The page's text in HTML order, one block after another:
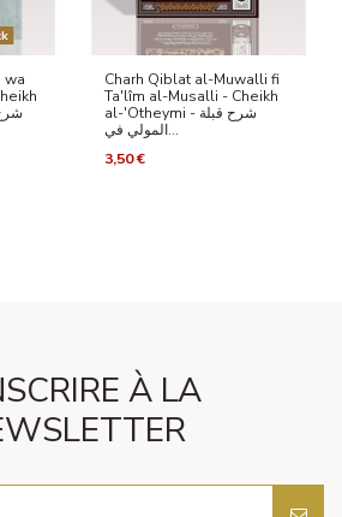
wa
Charh Qiblat al-Muwalli fi
Ta'lîm al-Musalli - Cheikh
al-'Otheymi - شرح قبلة
المولي في...
3,50 €
À LA